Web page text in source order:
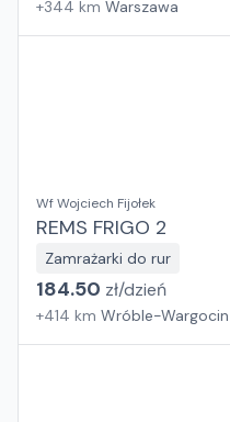
+344 km Warszawa
Wf Wojciech Fijołek
REMS FRIGO 2
Zamrażarki do rur
184.50 zł/dzień
+414 km Wróble-Wargocin